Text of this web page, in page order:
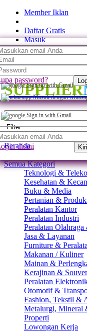
Member Iklan
Daftar Gratis
Daftar dengan
Sign up with Gmail
Masuk
password?
Masuk dengan
Sign in with Gmail
disini
SUPPLIER
Filter
Beranda
Semua Kategori
Teknologi &
Kesehatan &
Buku & Media
Pertanian &
Peralatan Kantor
Peralatan Industri
Peralatan
Jasa & Layanan
Furniture &
Makanan / Kuliner
Mainan &
Kerajinan &
Peralatan
Otomotif &
Fashion, Tekstil &
Metalurgi, Mineral
Properti
Lowongan Kerja